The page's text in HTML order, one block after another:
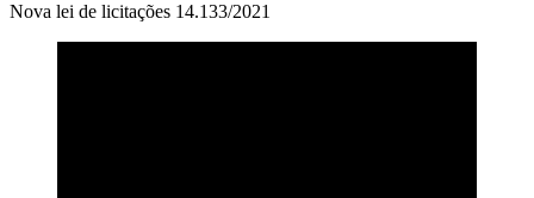
Nova lei de licitações 14.133/2021